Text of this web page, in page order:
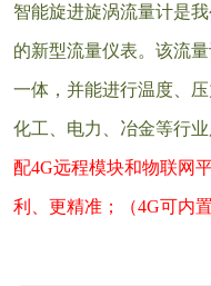
智能旋进旋涡流量计是
的新型流量仪表。该流
一体，并能进行温度、
化工、电力、冶金等行
配4G远程模块和物联网
利、更精准；（4G可内